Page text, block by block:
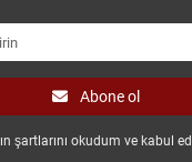
Abone ol
ın şartlarını okudum ve kabul